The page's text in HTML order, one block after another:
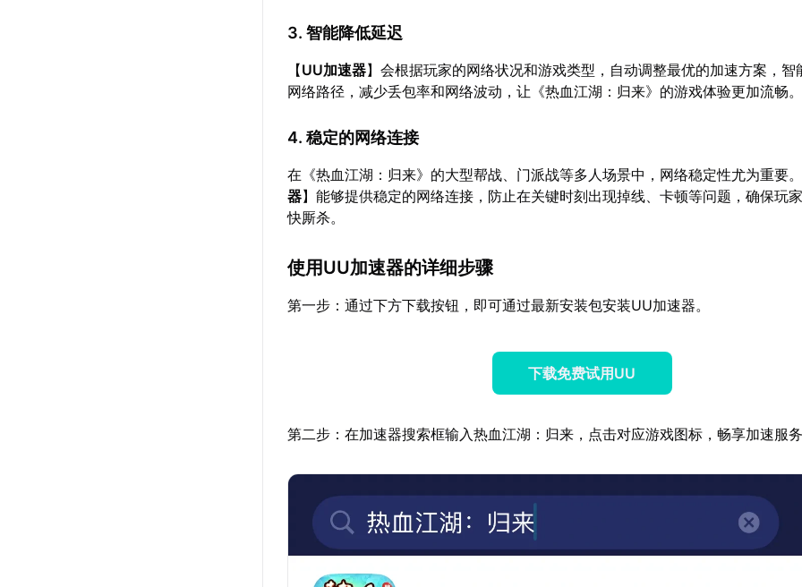
3. 智能降低延迟
【UU加速器】会根据玩家的网络状况和游戏类型，自动调整最优的加速方案，智
网络路径，减少丢包率和网络波动，让《热血江湖：归来》的游戏体验更加流畅
4. 稳定的网络连接
在《热血江湖：归来》的大型帮战、门派战等多人场景中，网络稳定性尤为重要
器】能够提供稳定的网络连接，防止在关键时刻出现掉线、卡顿等问题，确保玩
快厮杀。
使用UU加速器的详细步骤
第一步：通过下方下载按钮，即可通过最新安装包安装UU加速器。
下载免费试用UU
第二步：在加速器搜索框输入热血江湖：归来，点击对应游戏图标，畅享加速服